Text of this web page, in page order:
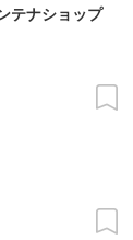
テナショップ